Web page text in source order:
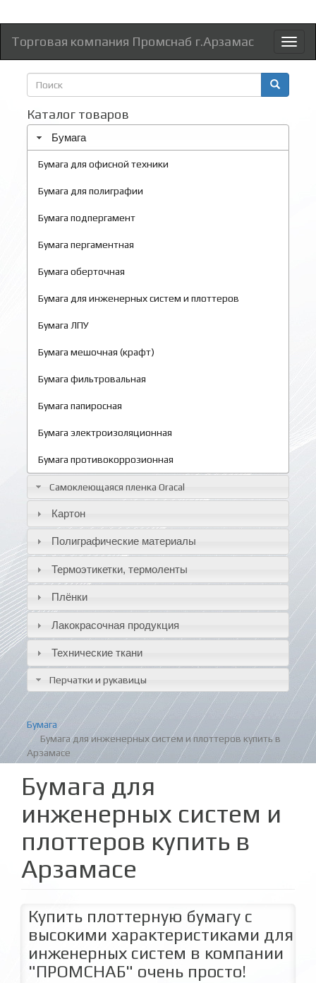
Торговая компания Промснаб г.Арзамас
Форма
поиска
Каталог товаров
Бумага
Бумага для офисной техники
Бумага для полиграфии
Бумага подпергамент
Бумага пергаментная
Бумага оберточная
Бумага для инженерных систем и плоттеров
Бумага ЛПУ
Бумага мешочная (крафт)
Бумага фильтровальная
Бумага папиросная
Бумага электроизоляционная
Бумага противокоррозионная
Самоклеющаяся пленка Oracal
Картон
Полиграфические материалы
Термоэтикетки, термоленты
Плёнки
Лакокрасочная продукция
Технические ткани
Перчатки и рукавицы
Бумага
Бумага для инженерных систем и плоттеров купить в
Арзамасе
Бумага для
инженерных систем и
плоттеров купить в
Арзамасе
Купить плоттерную бумагу с
высокими характеристиками для
инженерных систем в компании
"ПРОМСНАБ" очень просто!